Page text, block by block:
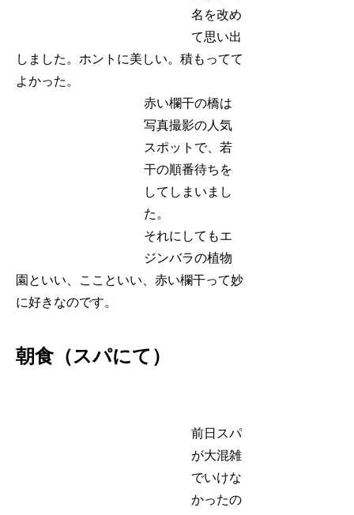
名を改め
て思い出
しました。ホントに美しい。積もってて
よかった。
赤い欄干の橋は
写真撮影の人気
スポットで、若
干の順番待ちを
してしまいまし
た。
それにしてもエ
ジンバラの植物
園といい、ここといい、赤い欄干って妙
に好きなのです。
朝食（スパにて）
前日スパ
が大混雑
でいけな
かったの